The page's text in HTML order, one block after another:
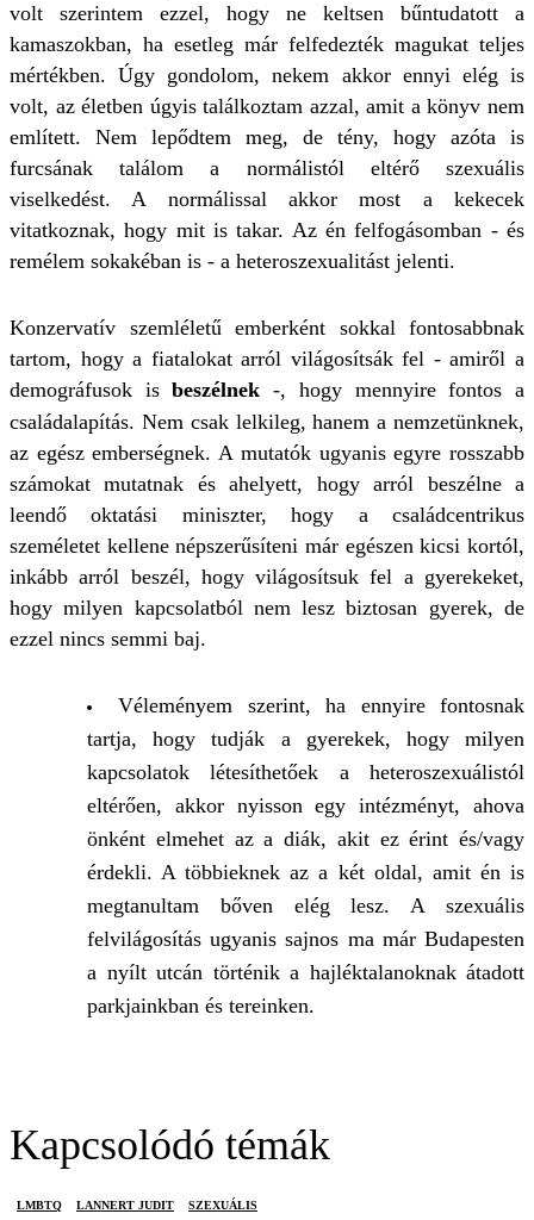
volt szerintem ezzel, hogy ne keltsen bűntudatott a
kamaszokban, ha esetleg már felfedezték magukat teljes
mértékben. Úgy gondolom, nekem akkor ennyi elég is
volt, az életben úgyis találkoztam azzal, amit a könyv nem
említett. Nem lepődtem meg, de tény, hogy azóta is
furcsának találom a normálistól eltérő szexuális
viselkedést. A normálissal akkor most a kekecek
vitatkoznak, hogy mit is takar. Az én felfogásomban - és
remélem sokakéban is - a heteroszexualitást jelenti.
Konzervatív szemléletű emberként sokkal fontosabbnak
tartom, hogy a fiatalokat arról világosítsák fel - amiről a
demográfusok isbeszélnek -, hogy mennyire fontos a
családalapítás. Nem csak lelkileg, hanem a nemzetünknek,
az egész emberségnek. A mutatók ugyanis egyre rosszabb
számokat mutatnak és ahelyett, hogy arról beszélne a
leendő oktatási miniszter, hogy a családcentrikus
személetet kellene népszerűsíteni már egészen kicsi kortól,
inkább arról beszél, hogy világosítsuk fel a gyerekeket,
hogy milyen kapcsolatból nem lesz biztosan gyerek, de
ezzel nincs semmi baj.
Véleményem szerint, ha ennyire fontosnak
tartja, hogy tudják a gyerekek, hogy milyen
kapcsolatok létesíthetőek a heteroszexuálistól
eltérően, akkor nyisson egy intézményt, ahova
önként elmehet az a diák, akit ez érint és/vagy
érdekli. A többieknek az a két oldal, amit én is
megtanultam bőven elég lesz. A szexuális
felvilágosítás ugyanis sajnos ma már Budapesten
a nyílt utcán történik a hajléktalanoknak átadott
parkjainkban és tereinken.
Kapcsolódó témák
LMBTQ LANNERT JUDIT SZEXUÁLIS